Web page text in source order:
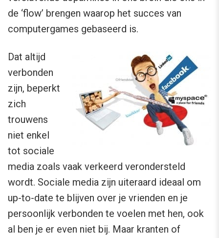
de ‘flow’ brengen waarop het succes van
computergames gebaseerd is.
Dat altijd
verbonden
zijn, beperkt
zich
trouwens
niet enkel
tot sociale
media zoals vaak verkeerd verondersteld
wordt. Sociale media zijn uiteraard ideaal om
up-to-date te blijven over je vrienden en je
persoonlijk verbonden te voelen met hen, ook
al ben je er even niet bij. Maar kranten of